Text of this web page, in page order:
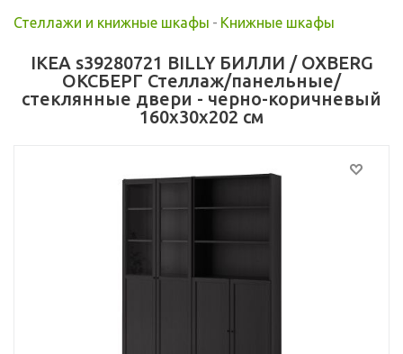
Стеллажи и книжные шкафы - Книжные шкафы
IKEA s39280721 BILLY БИЛЛИ / OXBERG
ОКСБЕРГ Стеллаж/панельные/
стеклянные двери - черно-коричневый
160x30x202 см